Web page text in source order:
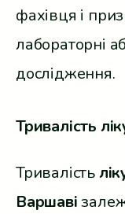
фахівця і
лабораторні
дослідження.
Тривалість
Тривалість
Варшаві